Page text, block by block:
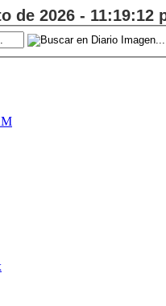
de 2026 - 11:19:13